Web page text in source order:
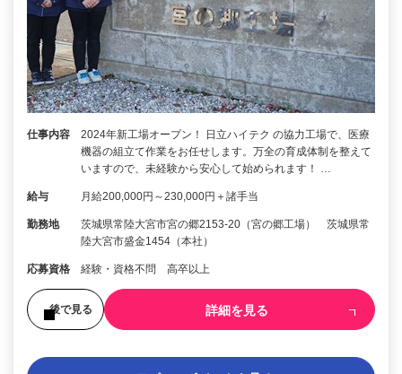
仕事内容
2024年新工場オープン！ 日立ハイテク の協力工場で、医療
機器の組立て作業をお任せします。万全の育成体制を整えて
いますので、未経験から安心して始められます！ …
給与 月給200,000円～230,000円＋諸手当
勤務地
茨城県常陸大宮市宮の郷2153-20（宮の郷工場） 茨城県常
陸大宮市盛金1454（本社）
応募資格 経験・資格不問 高卒以上
後で見る 詳細を見る